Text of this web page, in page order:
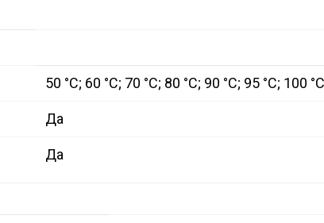
50 °C; 60 °C; 70 °C; 80 °C; 90 °C; 95 °C; 100 °C
Да
Да